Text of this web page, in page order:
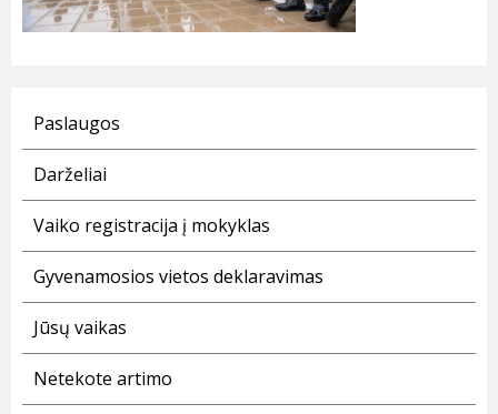
Paslaugos
Darželiai
Vaiko registracija į mokyklas
Gyvenamosios vietos deklaravimas
Jūsų vaikas
Netekote artimo